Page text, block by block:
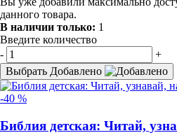
данного товара.
В наличии только: 1
Введите количество
-
+
Выбрать Добавлено
-40 %
Библия детская: Читай,